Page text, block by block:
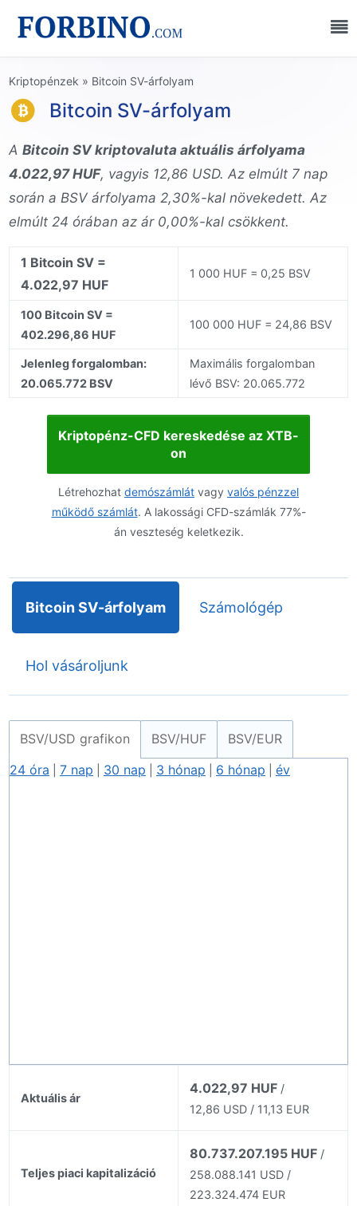
Kriptopénzek » Bitcoin SV-árfolyam
Bitcoin SV-árfolyam
A Bitcoin SV kriptovaluta aktuális árfolyama
4.022,97 HUF, vagyis 12,86 USD. Az elmúlt 7 nap
során a BSV árfolyama 2,30%-kal növekedett. Az
elmúlt 24 órában az ár 0,00%-kal csökkent.
1 Bitcoin SV =
4.022,97 HUF
1 000 HUF = 0,25 BSV
100 Bitcoin SV =
402.296,86 HUF
100 000 HUF = 24,86 BSV
Jelenleg forgalomban:
20.065.772 BSV
Maximális forgalomban
lévő BSV: 20.065.772
Kriptopénz-CFD kereskedése az XTB-
on
Létrehozhat demószámlát vagy valós pénzzel
működő számlát. A lakossági CFD-számlák 77%-
án veszteség keletkezik.
Bitcoin SV-árfolyam Számológép
Hol vásároljunk
BSV/USD grafikon BSV/HUF
BSV/EUR
24 óra
7 nap 30 nap 3 hónap 6 hónap év
Aktuális ár
4.022,97 HUF /
12,86 USD / 11,13 EUR
Teljes piaci kapitalizáció
80.737.207.195 HUF /
258.088.141 USD /
223.324.474 EUR